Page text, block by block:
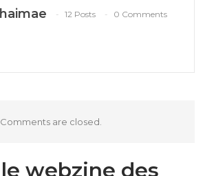
12 Posts 0 Comments
Comments are closed.
webzine des